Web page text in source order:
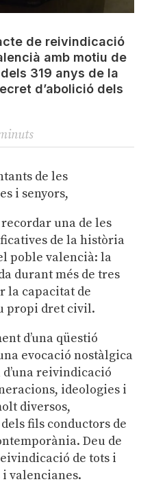
de reivindicació
amb motiu de
319 anys de la
d’abolició dels
de les
i senyors,
una de les
de la història
poble valencià: la
durant més de tres
la capacitat de
propi dret civil.
d’una qüestió
evocació nostàlgica
d’una reivindicació
ideologies i
diversos,
fils conductors de
Deu de
de tots i
valencianes.